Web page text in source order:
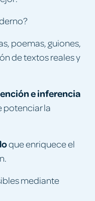
poemas, guiones,
de textos reales y
e inferencia
potenciar la
que enriquece el
mediante